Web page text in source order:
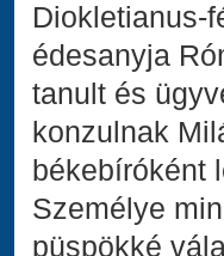
Diokletianus-
édesanyja
tanult és
konzulnak
békebíróként
Személye
püspökké